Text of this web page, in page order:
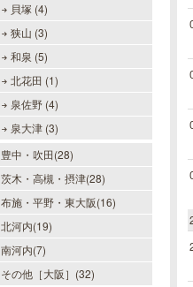
貝塚 (4)
狭山 (3)
和泉 (5)
北花田 (1)
泉佐野 (4)
泉大津 (3)
豊中・吹田(28)
茨木・高槻・摂津(28)
布施・平野・東大阪(16)
北河内(19)
南河内(7)
その他［大阪］(32)